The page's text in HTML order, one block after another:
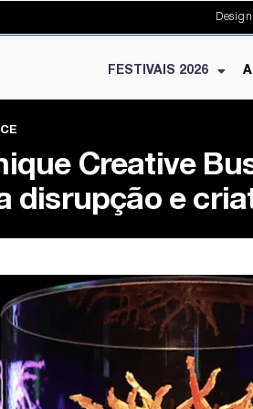
FESTIVAIS 2026
Creative
disrupção e